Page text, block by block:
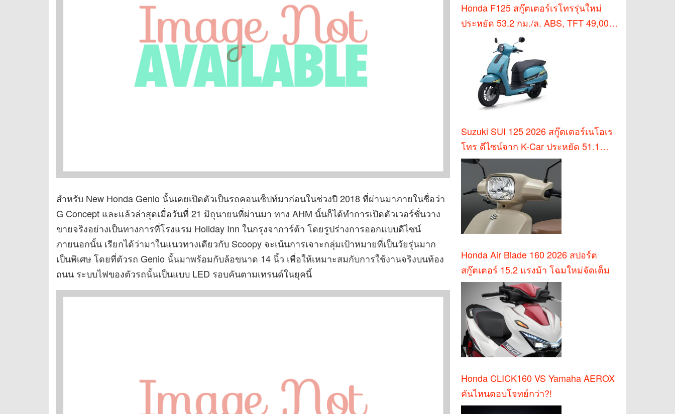
สำหรับ New Honda Genio นั้นเคยเปิดตัวเป็นรถคอนเซ็ปท์มาก่อนในช่วงปี 2018 ที่ผ่านมาภายในชื่อว่า
G Concept และแล้วล่าสุดเมื่อวันที่ 21 มิถุนายนที่ผ่านมา ทาง AHM นั้นก็ได้ทำการเปิดตัวเวอร์ชั่นวาง
ขายจริงอย่างเป็นทางการที่โรงแรม Holiday Inn ในกรุงจาการ์ต้า โดยรูปร่างการออกแบบดีไซน์
ภายนอกนั้น เรียกได้ว่ามาในแนวทางเดียวกับ Scoopy จะเน้นการเจาะกลุ่มเป้าหมายที่เป็นวัยรุ่นมาก
เป็นพิเศษ โดยที่ตัวรถ Genio นั้นมาพร้อมกับล้อขนาด 14 นิ้ว เพื่อให้เหมาะสมกับการใช้งานจริงบนท้อง
ถนน ระบบไฟของตัวรถนั้นเป็นแบบ LED รอบคันตามเทรนด์ในยุคนี้
Honda F125 สกู๊ตเตอร์เรโทรรุ่นใหม่
ประหยัด 53.2 กม./ล. ABS, TFT 49,000
Suzuki SUI 125 2026 สกู๊ตเตอร์เนโอเร
โทร ดีไซน์จาก K-Car ประหยัด 51.1
กม./ล.
Honda Air Blade 160 2026 สปอร์ต
สกู๊ตเตอร์ 15.2 แรงม้า โฉมใหม่จัดเต็ม
Honda CLICK160 VS Yamaha AEROX
คันไหนตอบโจทย์กว่า?!